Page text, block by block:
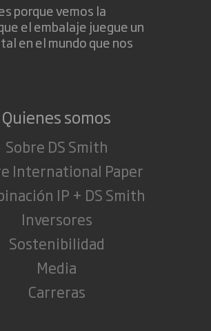
porque vemos la
el embalaje juegue un
en el mundo que nos
Quienes somos
Sobre DS Smith
International Paper
IP + DS Smith
Inversores
Sostenibilidad
Media
Carreras